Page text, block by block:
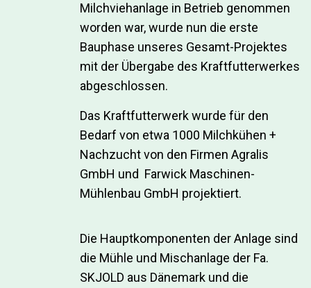
Milchviehanlage in Betrieb genommen
worden war, wurde nun die erste
Bauphase unseres Gesamt-Projektes
mit der Übergabe des Kraftfutterwerkes
abgeschlossen.
Das Kraftfutterwerk wurde für den
Bedarf von etwa 1000 Milchkühen +
Nachzucht von den Firmen Agralis
GmbH und Farwick Maschinen-
Mühlenbau GmbH projektiert.
Die Hauptkomponenten der Anlage sind
die Mühle und Mischanlage der Fa.
SKJOLD aus Dänemark und die